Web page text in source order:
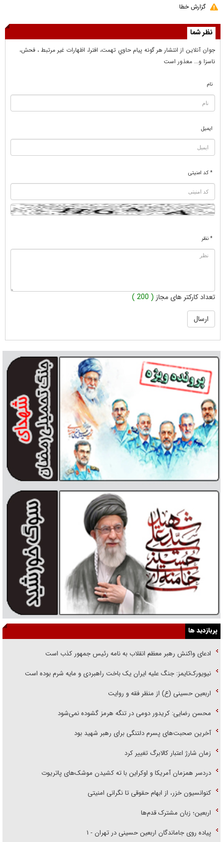
گزارش خطا
نظر شما
جوان آنلاين از انتشار هر گونه پيام حاوي تهمت، افترا، اظهارات غير مرتبط ، فحش،
ناسزا و... معذور است
نام
ایمیل
* کد امنیتی
* نظر
تعداد کارکتر های مجاز ( 200 )
پربازدید ها
ادعای واکنش رهبر معظم انقلاب به نامه رئیس جمهور کذب است
نیویورک‌تایمز: جنگ علیه ایران یک باخت راهبردی و مایه شرم بوده است
اربعین حسینی (ع) از منظر فقه و روایت
محسن رضایی: کریدور دومی در تنگه هرمز گشوده نمی‌شود
آخرین صحبت‌های پسرم دلتنگی برای رهبر شهید بود
زمان شارژ اعتبار کالابرگ تغییر کرد
دردسر همزمان آمریکا و اوکراین با ته کشیدن موشک‌های پاتریوت
کنوانسیون خزر، از ابهام حقوقی تا نگرانی امنیتی
اربعین؛ زبان مشترک قدم‌ها
پیاده روی جاماندگان اربعین حسینی در تهران - ۱